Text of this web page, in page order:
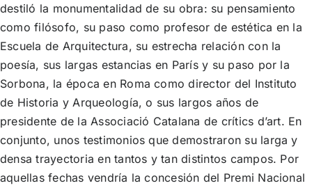
destiló la monumentalidad de su obra: su pensamiento
como filósofo, su paso como profesor de estética en la
Escuela de Arquitectura, su estrecha relación con la
poesía, sus largas estancias en París y su paso por la
Sorbona, la época en Roma como director del Instituto
de Historia y Arqueología, o sus largos años de
presidente de la Associació Catalana de crítics d’art. En
conjunto, unos testimonios que demostraron su larga y
densa trayectoria en tantos y tan distintos campos. Por
aquellas fechas vendría la concesión del Premi Nacional